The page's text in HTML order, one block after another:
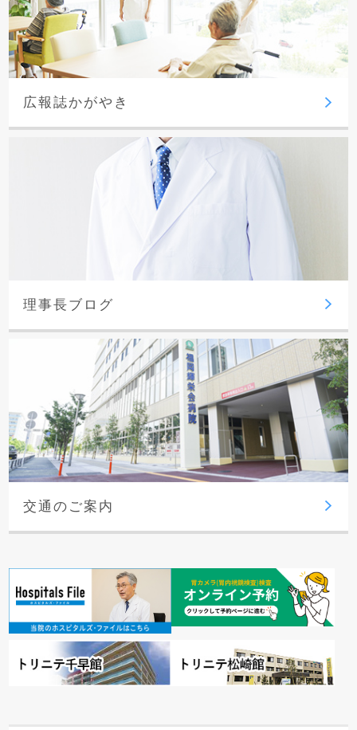
広報誌かがやき
理事長ブログ
交通のご案内